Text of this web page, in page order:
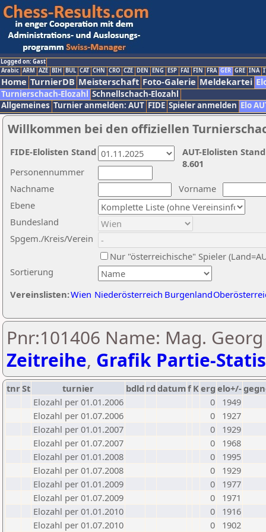
Logged on: Gast
Arabic ARM AZE BIH BUL CAT CHN CRO CZE DEN ENG ESP FAI FIN FRA GER GRE INA
Home TurnierDB Meisterschaft Foto-Galerie Meldekartei
Turnierschach-Elozahl Schnellschach-Elozahl
Allgemeines Turnier anmelden: AUT FIDE Spieler anmelden Elo
Willkommen bei den offiziellen
Nachname
Vorname
Ebene
Sortierung
Personennummer
Bundesland
Spgem./Kreis/Verein
Nur "österreichische" Spieler
Vereinslisten:Wien Niederösterreich Burgenland
AUT-Elolisten
8.601
FIDE-Elolisten Stand
Pnr:101406 Name: Mag.
Zeitreihe, Grafik Partie-
tnrSt turnier bdld rd datumf Kerg elo+/-
Elozahl per 01.01.2006
0
1949
Elozahl per 01.07.2006
0
1927
Elozahl per 01.01.2007
0
1929
Elozahl per 01.07.2007
0
1968
Elozahl per 01.01.2008
0
1995
Elozahl per 01.07.2008
0
1929
Elozahl per 01.01.2009
0
1977
Elozahl per 01.07.2009
0
1971
Elozahl per 01.01.2010
0
1916
Elozahl per 01.07.2010
0
1902